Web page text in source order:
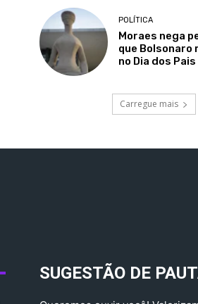
POLÍTICA
Moraes nega
que Bolsonaro
no Dia dos Pais
Carregue mais
SUGESTÃO DE